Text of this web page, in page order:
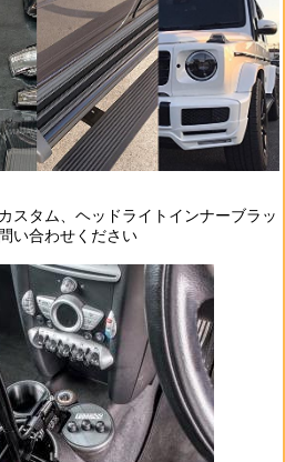
タム、ヘッドライトインナーブラッ
い合わせください